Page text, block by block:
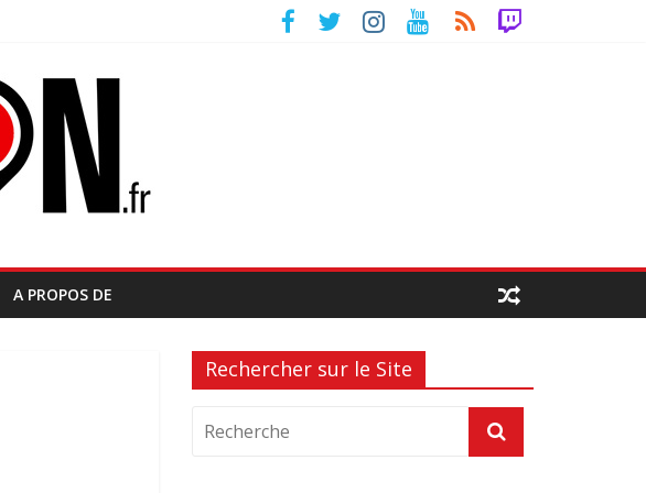
A PROPOS DE
Rechercher sur le Site